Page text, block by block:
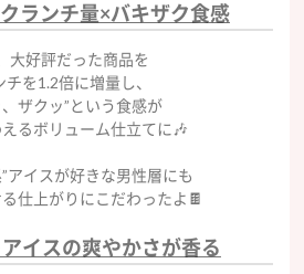
クランチ量×バキザク食感
大好評だった商品を
チを1.2倍に増量し、
ザクッ”という食感が
るボリューム仕立てに🎶
アイスが好きな男性層にも
仕上がりにこだわったよ🍫
アイスの爽やかさが香る